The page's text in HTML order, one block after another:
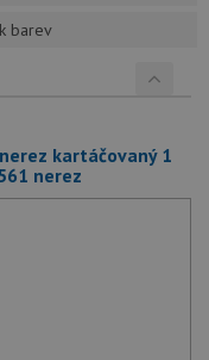
barev
kartáčovaný 1
nerez